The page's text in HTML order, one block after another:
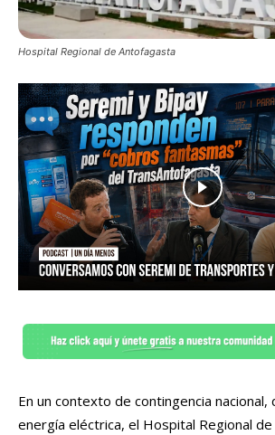
Hospital Regional de Antofagasta
En un contexto de contingencia
energía eléctrica, el Hospital Regional